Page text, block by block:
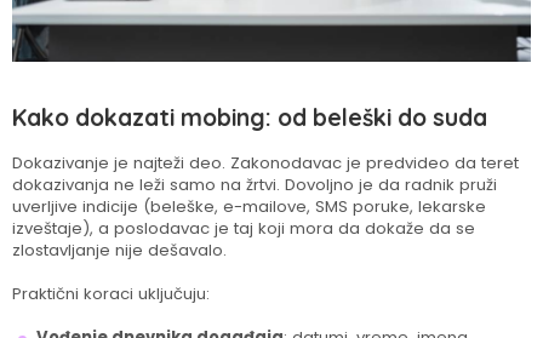
Kako dokazati mobing: od beleški do suda
Dokazivanje je najteži deo. Zakonodavac je predvideo da teret
dokazivanja ne leži samo na žrtvi. Dovoljno je da radnik pruži
uverljive indicije (beleške, e-mailove, SMS poruke, lekarske
izveštaje), a poslodavac je taj koji mora da dokaže da se
zlostavljanje nije dešavalo.
Praktični koraci uključuju: